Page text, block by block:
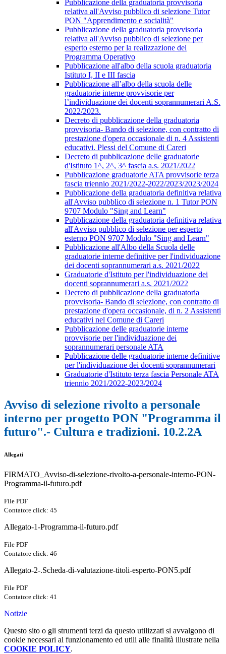
Pubblicazione della graduatoria provvisoria
relativa all'Avviso pubblico di selezione Tutor
PON "Apprendimento e socialità"
Pubblicazione della graduatoria provvisoria
relativa all'Avviso pubblico di selezione per
esperto esterno per la realizzazione del
Programma Operativo
Pubblicazione all'albo della scuola graduatoria
Istituto I, II e III fascia
Pubblicazione all’albo della scuola delle
graduatorie interne provvisorie per
l’individuazione dei docenti soprannumerari A.S.
2022/2023.
Decreto di pubblicazione della graduatoria
provvisoria- Bando di selezione, con contratto di
prestazione d'opera occasionale di n. 4 Assistenti
educativi. Plessi del Comune di Careri
Decreto di pubblicazione delle graduatorie
d'Istituto 1^, 2^, 3^ fascia a.s. 2021/2022
Pubblicazione graduatorie ATA provvisorie terza
fascia triennio 2021/2022-2022/2023/2023/2024
Pubblicazione della graduatoria definitiva relativa
all'Avviso pubblico di selezione n. 1 Tutor PON
9707 Modulo "Sing and Learn"
Pubblicazione della graduatoria definitiva relativa
all'Avviso pubblico di selezione per esperto
esterno PON 9707 Modulo "Sing and Learn"
Pubblicazione all'Albo della Scuola delle
graduatorie interne definitive per l'individuazione
dei docenti soprannumerari a.s. 2021/2022
Graduatorie d'Istituto per l'individuazione dei
docenti soprannumerari a.s. 2021/2022
Decreto di pubblicazione della graduatoria
provvisoria- Bando di selezione, con contratto di
prestazione d'opera occasionale, di n. 2 Assistenti
educativi nel Comune di Careri
Pubblicazione delle graduatorie interne
provvisorie per l'individuazione dei
soprannumerari personale ATA
Pubblicazione delle graduatorie interne definitive
per l'individuazione dei docenti soprannumerari
Graduatorie d'Istituto terza fascia Personale ATA
triennio 2021/2022-2023/2024
Avviso di selezione rivolto a personale
interno per progetto PON "Programma il
futuro".- Cultura e tradizioni. 10.2.2A
Allegati
FIRMATO_Avviso-di-selezione-rivolto-a-personale-interno-PON-
Programma-il-futuro.pdf
File PDF
Contatore click: 45
Allegato-1-Programma-il-futuro.pdf
File PDF
Contatore click: 46
Allegato-2-.Scheda-di-valutazione-titoli-esperto-PON5.pdf
File PDF
Contatore click: 41
Notizie
Questo sito o gli strumenti terzi da questo utilizzati si avvalgono di
cookie necessari al funzionamento ed utili alle finalità illustrate nella
COOKIE POLICY.